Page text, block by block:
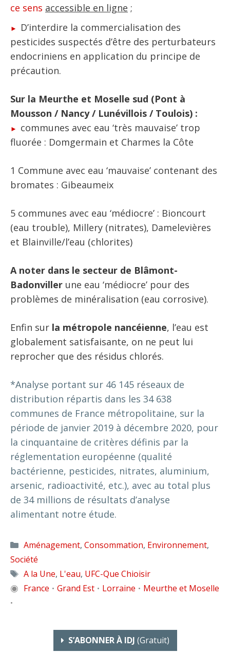
ce sens accessible en ligne ;
D’interdire la commercialisation des
pesticides suspectés d’être des perturbateurs
endocriniens en application du principe de
précaution.
Sur la Meurthe et Moselle sud (Pont à
Mousson / Nancy / Lunévillois / Toulois) :
communes avec eau ‘très mauvaise’ trop
fluorée : Domgermain et Charmes la Côte
1 Commune avec eau ‘mauvaise’ contenant des
bromates : Gibeaumeix
5 communes avec eau ‘médiocre’ : Bioncourt
(eau trouble), Millery (nitrates), Damelevières
et Blainville/l’eau (chlorites)
A noter dans le secteur de Blâmont-
Badonviller une eau ‘médiocre’ pour des
problèmes de minéralisation (eau corrosive).
Enfin sur la métropole nancéienne, l’eau est
globalement satisfaisante, on ne peut lui
reprocher que des résidus chlorés.
*Analyse portant sur 46 145 réseaux de
distribution répartis dans les 34 638
communes de France métropolitaine, sur la
période de janvier 2019 à décembre 2020, pour
la cinquantaine de critères définis par la
réglementation européenne (qualité
bactérienne, pesticides, nitrates, aluminium,
arsenic, radioactivité, etc.), avec au total plus
de 34 millions de résultats d’analyse
alimentant notre étude.
Catégories
Aménagement, Consommation, Environnement,
Société
Étiquettes
A la Une, L'eau, UFC-Que Chioisir
◉ France • Grand Est • Lorraine • Meurthe et Moselle
•
S’ABONNER À IDJ (gratuit)